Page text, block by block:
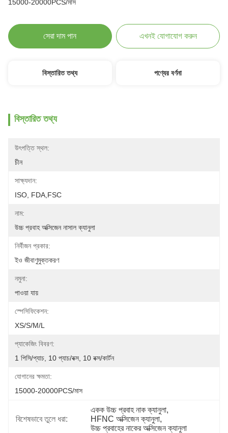
15000-20000PCS/মাস
সেরা দাম পান এখনই যোগাযোগ করুন
বিস্তারিত তথ্য পণ্যের বর্ণনা
বিস্তারিত তথ্য
উৎপত্তি স্থল:
চীন
সাক্ষ্যদান:
ISO, FDA,FSC
নাম:
উচ্চ প্রবাহ অক্সিজেন নাসাল ক্যানুলা
নির্বীজন প্রকার:
ইও জীবাণুমুক্তকরণ
নমুনা:
পাওয়া যায়
স্পেসিফিকেশন:
XS/S/M/L
প্যাকেজিং বিবরণ:
1 পিসি/প্যাচ, 10 প্যাচ/বক্স, 10 বক্স/কার্টন
যোগানের ক্ষমতা:
15000-20000PCS/মাস
বিশেষভাবে তুলে ধরা:
একক উচ্চ প্রবাহ নাক ক্যানুলা,
HFNC অক্সিজেন ক্যানুলা,
উচ্চ প্রবাহের নাকের অক্সিজেন ক্যানুলা